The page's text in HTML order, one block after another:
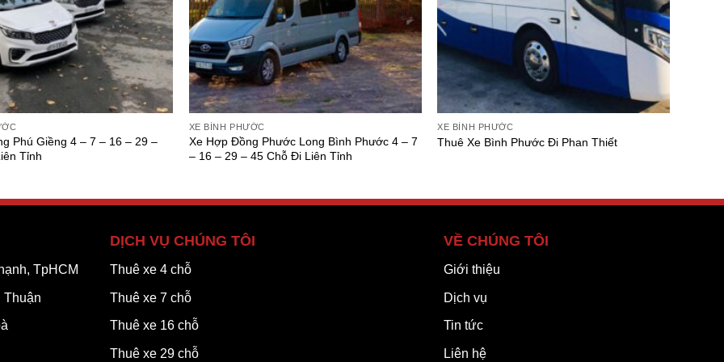
Phú Giềng 4 – 7 – 16 – 29 –
Tỉnh
XE BÌNH PHƯỚC
Xe Hợp Đồng Phước Long Bình Phước 4 – 7
– 16 – 29 – 45 Chỗ Đi Liên Tỉnh
XE BÌNH PHƯỚC
Thuê Xe Bình Phước Đi Phan Thiết
TpHCM
Thuận
DỊCH VỤ CHÚNG TÔI
Thuê xe 4 chỗ
Thuê xe 7 chỗ
Thuê xe 16 chỗ
Thuê xe 29 chỗ
VỀ CHÚNG TÔI
Giới thiệu
Dịch vụ
Tin tức
Liên hệ